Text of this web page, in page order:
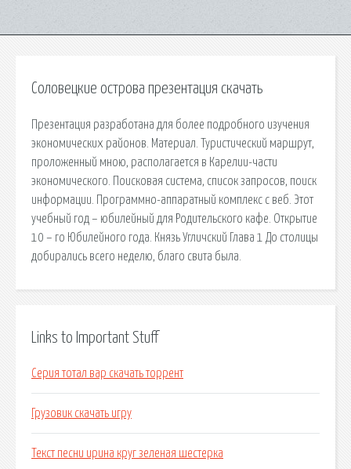
Соловецкие острова презентация скачать
Презентация разработана для более подробного изучения
экономических районов. Материал. Туристический маршрут,
проложенный мною, располагается в Карелии-части
экономического. Поисковая сиcтема, список запросов, поиск
информации. Программно-аппаратный комплекс с веб. Этот
учебный год – юбилейный для Родительского кафе. Открытие
10 – го Юбилейного года. Князь Угличский Глава 1 До столицы
добирались всего неделю, благо свита была.
Links to Important Stuff
Серия тотал вар скачать торрент
Грузовик скачать игру
Текст песни ирина круг зеленая шестерка